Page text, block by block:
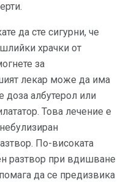
да сте сигурни, че
храчки от
за
лекар може да има
доза албутерол или
Това лечение е
По-високата
разтвор при вдишване
да се предизвика